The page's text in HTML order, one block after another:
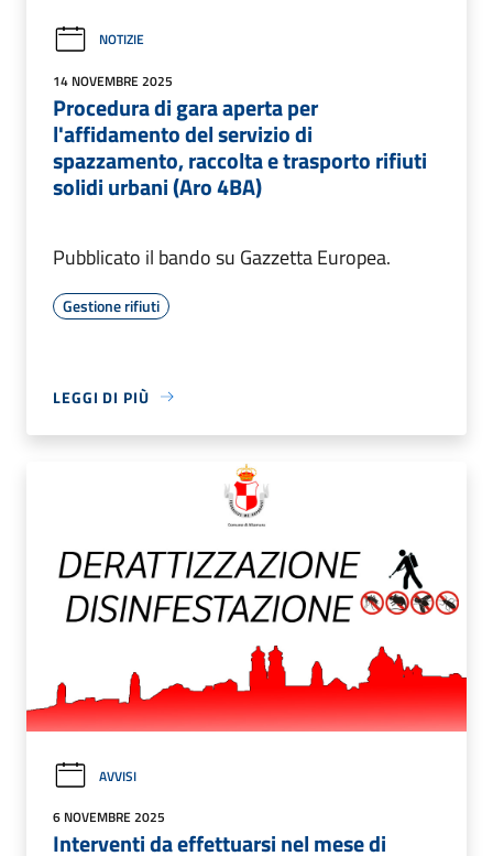
NOTIZIE
14 NOVEMBRE 2025
Procedura di gara aperta per
l'affidamento del servizio di
spazzamento, raccolta e trasporto rifiuti
solidi urbani (Aro 4BA)
Pubblicato il bando su Gazzetta Europea.
Gestione rifiuti
LEGGI DI PIÙ
AVVISI
6 NOVEMBRE 2025
Interventi da effettuarsi nel mese di